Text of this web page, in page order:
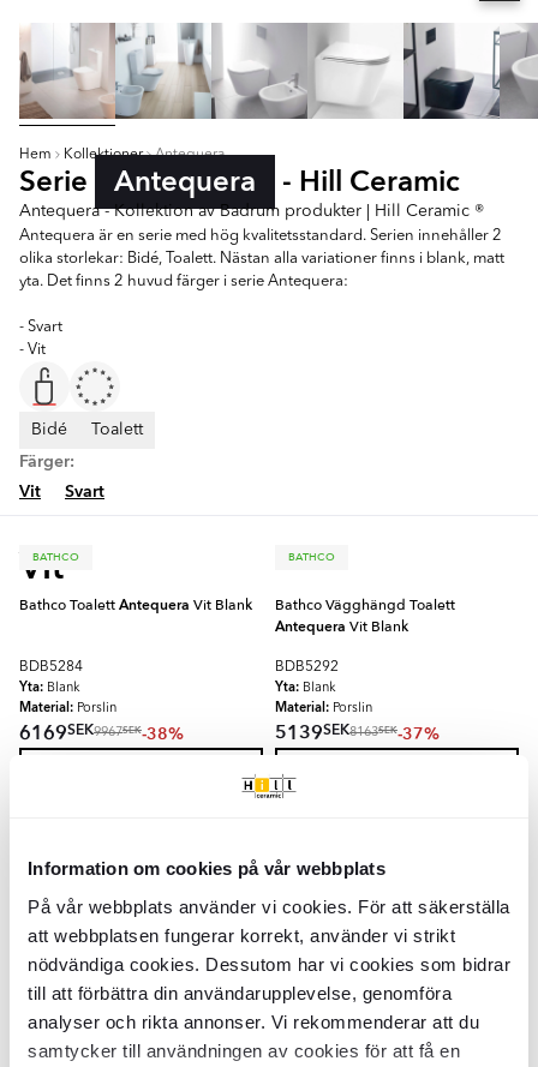
Information om cookies på vår webbplats
På vår webbplats använder vi cookies. För att säkerställa
att webbplatsen fungerar korrekt, använder vi strikt
nödvändiga cookies. Dessutom har vi cookies som bidrar
till att förbättra din användarupplevelse, genomföra
analyser och rikta annonser. Vi rekommenderar att du
samtycker till användningen av cookies för att få en
Hem Kollektioner Antequera
Serie Antequera - Hill Ceramic
Antequera - Kollektion av Badrum produkter | Hill Ceramic ®
Antequera är en serie med hög kvalitetsstandard. Serien innehåller 2
olika storlekar: Bidé, Toalett. Nästan alla variationer finns i blank, matt
yta. Det finns 2 huvud färger i serie Antequera:
- Svart
- Vit
Bidé Toalett
Färger:
Vit
Svart
Vit
BATHCO
Bathco ToalettAntequera Vit Blank
BDB5284
Yta: Blank
Material: Porslin
6169SEK9967SEK-38%
LÄGG I VARUKORG
BATHCO
Bathco Vägghängd Toalett
Antequera Vit Blank
BDB5292
Yta: Blank
Material: Porslin
5139SEK8163SEK-37%
Bathco Vägghängd Toalett
Yta:Matt
Material:Porslin
8566SEK 13597SEK -37%
LÄGG I VARUKORG
Bathco Vägghängd Bidé
Yta:Blank
Material: Porslin
4559SEK7239SEK-37%
LÄGG I VARUKORG